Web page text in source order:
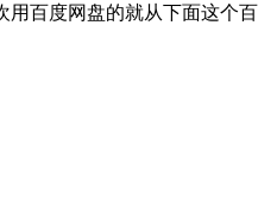
用百度网盘的就从下面这个百